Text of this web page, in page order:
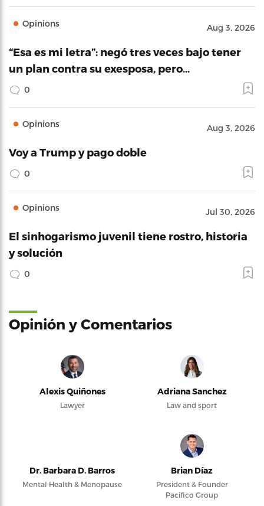
Opinions Aug 3, 2026
“Esa es mi letra”: negó tres veces bajo tener
un plan contra su exesposa, pero…
0
Opinions Aug 3, 2026
Voy a Trump y pago doble
0
Opinions Jul 30, 2026
El sinhogarismo juvenil tiene rostro, historia
y solución
0
Opinión y Comentarios
Alexis Quiñones
Lawyer
Adriana Sanchez
Law and sport
Dr. Barbara D. Barros
Mental Health & Menopause
Brian Díaz
President & Founder
Pacifico Group